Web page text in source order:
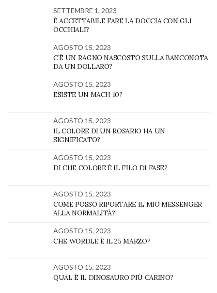
SETTEMBRE 1, 2023
È ACCETTABILE FARE LA DOCCIA CON GLI
OCCHIALI?
AGOSTO 15, 2023
C’È UN RAGNO NASCOSTO SULLA BANCONOTA
DA UN DOLLARO?
AGOSTO 15, 2023
ESISTE UN MACH 10?
AGOSTO 15, 2023
IL COLORE DI UN ROSARIO HA UN
SIGNIFICATO?
AGOSTO 15, 2023
DI CHE COLORE È IL FILO DI FASE?
AGOSTO 15, 2023
COME POSSO RIPORTARE IL MIO MESSENGER
ALLA NORMALITÀ?
AGOSTO 15, 2023
CHE WORDLE È IL 25 MARZO?
AGOSTO 15, 2023
QUAL È IL DINOSAURO PIÙ CARINO?